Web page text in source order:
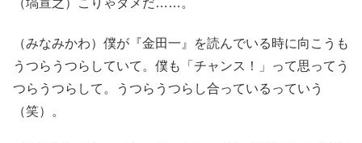
（みなみかわ）僕が『金田一』を読んでいる時に向こうも
うつらうつらしていて。僕も「チャンス！」って思ってう
つらうつらして。うつらうつらし合っているっていう
（笑）。